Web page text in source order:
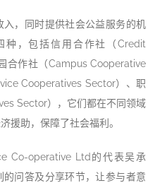
，同时提供社会公益服务的机
种，包括信用合作社（Credit
合作社（Campus Cooperative
Cooperatives Sector）、职
Sector），它们都在不同领域
援助，保障了社会福利。
Co-operative Ltd的代表吴承
问答及分享环节，让参与者意